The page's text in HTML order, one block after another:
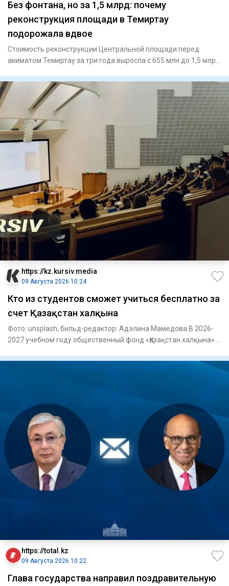
Без фонтана, но за 1,5 млрд: почему
реконструкция площади в Темиртау
подорожала вдвое
Стоимость реконструкции Центральной площади перед
акиматом Темиртау за три года выросла с 655 млн до 1,5 млрд
https://kz.kursiv.media
09 Августа 2026 10:24
Кто из студентов сможет учиться бесплатно за
счет Қазақстан халқына
Фото: unsplash, бильд-редактор: Адэлина Мамедова В 2026-
2027 учебном году общественный фонд «Қазақстан халқына» в
https://total.kz
09 Августа 2026 10:22
Глава государства направил поздравительную